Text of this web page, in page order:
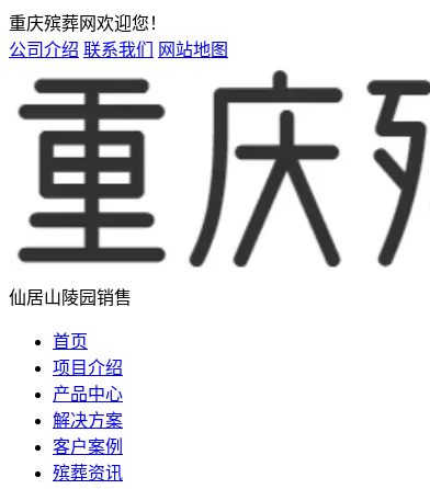
重庆殡葬网欢迎您！
公司介绍 联系我们 网站地图
仙居山陵园销售
首页
项目介绍
产品中心
解决方案
客户案例
殡葬资讯